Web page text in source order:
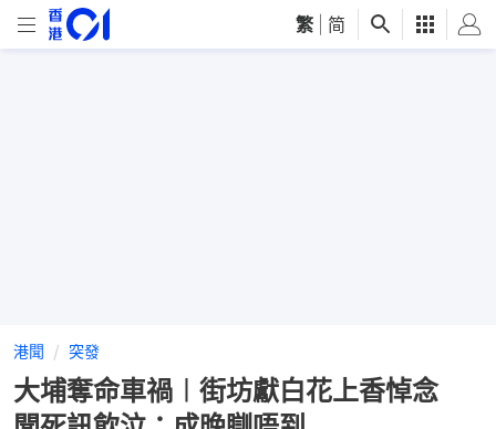
繁 简
港聞 突發
大埔奪命車禍︱街坊獻白花上香悼念